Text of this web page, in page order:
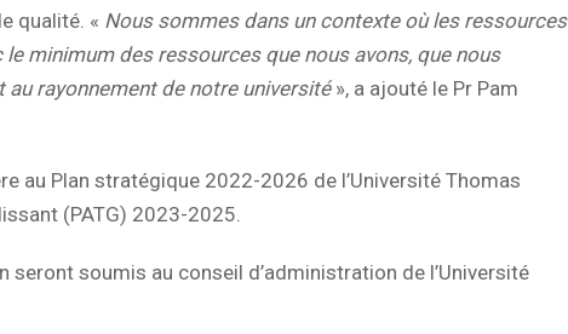
qualité. « Nous sommes dans un contexte où les ressources
minimum des ressources que nous avons, que nous
rayonnement de notre université », a ajouté le Pr Pam
au Plan stratégique 2022-2026 de l’Université Thomas
(PATG) 2023-2025.
soumis au conseil d’administration de l’Université